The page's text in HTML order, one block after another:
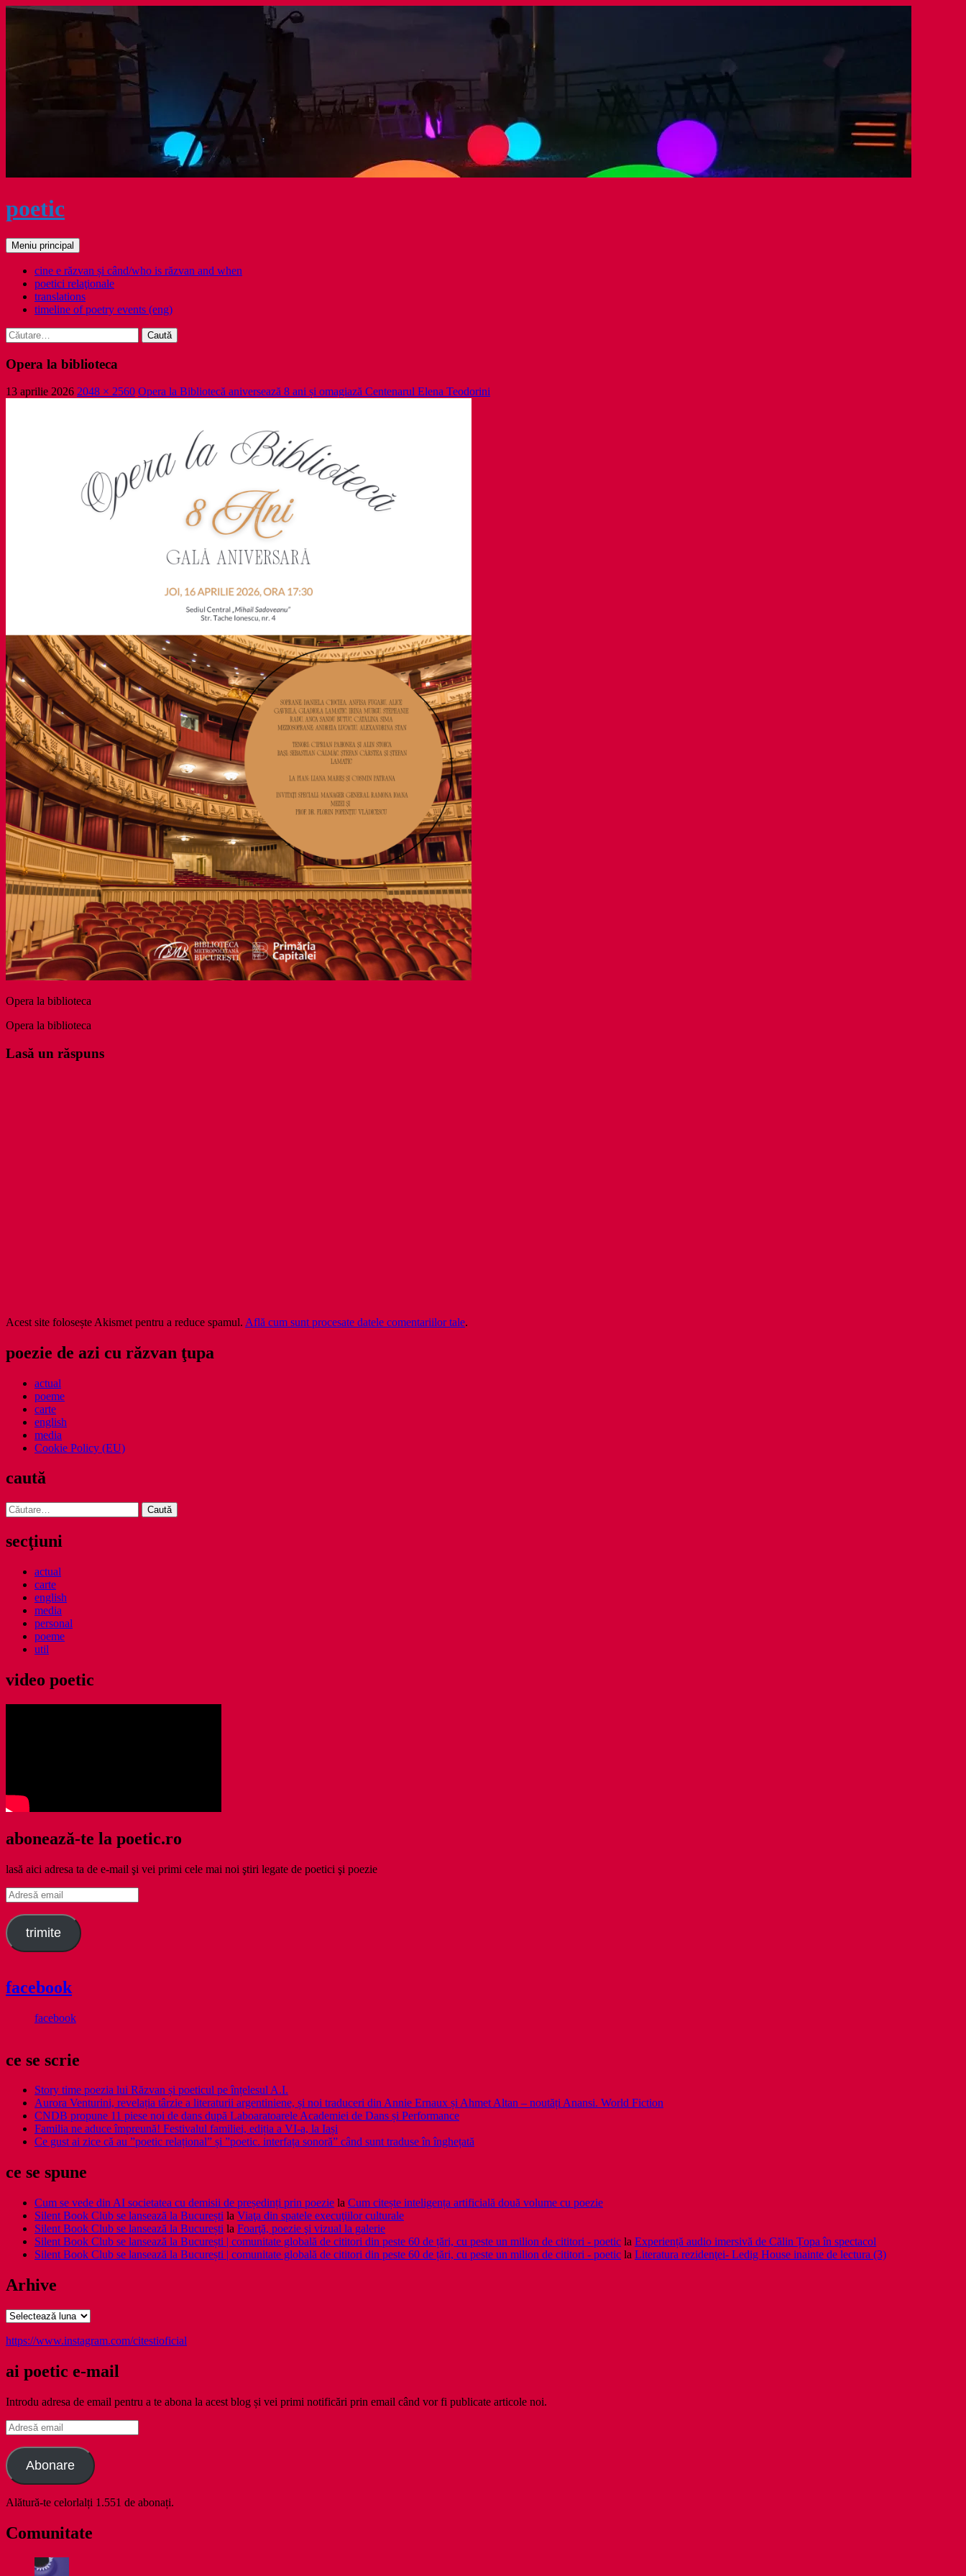
Sari
poetic
Caută
Meniu principal
cine e răzvan și când/who is răzvan and when
poetici relaţionale
translations
timeline of poetry events (eng)
Caută
după:
Opera la biblioteca
13 aprilie 2026 2048 × 2560 Opera la Bibliotecă aniversează 8 ani și omagiază Centenarul Elena Teodorini
Opera la biblioteca
Opera la biblioteca
Lasă un răspuns
Acest site folosește Akismet pentru a reduce spamul. Află cum sunt procesate datele comentariilor tale.
poezie de azi cu răzvan ţupa
actual
poeme
carte
english
media
Cookie Policy (EU)
caută
Caută
după:
secţiuni
actual
carte
english
media
personal
poeme
util
video poetic
abonează-te la poetic.ro
lasă aici adresa ta de e-mail şi vei primi cele mai noi ştiri legate de poetici şi poezie
Adresă
email
trimite
facebook
facebook
ce se scrie
Story time poezia lui Răzvan și poeticul pe înțelesul A.I.
Aurora Venturini, revelația târzie a literaturii argentiniene, și noi traduceri din Annie Ernaux și Ahmet Altan – noutăți Anansi. World Fiction
CNDB propune 11 piese noi de dans după Laboaratoarele Academiei de Dans și Performance
Familia ne aduce împreună! Festivalul familiei, ediția a VI-a, la Iași
Ce gust ai zice că au ”poetic relațional” și ”poetic. interfața sonoră” când sunt traduse în înghețată
ce se spune
Cum se vede din AI societatea cu demisii de președinți prin poezie la Cum citește inteligența artificială două volume cu poezie
Silent Book Club se lansează la București la Viaţa din spatele execuţiilor culturale
Silent Book Club se lansează la București la Foarţă, poezie şi vizual la galerie
Silent Book Club se lansează la București | comunitate globală de cititori din peste 60 de țări, cu peste un milion de cititori - poetic la Experiență audio imersivă de Călin Țopa în spectacol
Silent Book Club se lansează la București | comunitate globală de cititori din peste 60 de țări, cu peste un milion de cititori - poetic la Literatura rezidenţei- Ledig House inainte de lectura (3)
Arhive
Arhive
https://www.instagram.com/citestioficial
ai poetic e-mail
Introdu adresa de email pentru a te abona la acest blog și vei primi notificări prin email când vor fi publicate articole noi.
Adresă
email
Abonare
Alătură-te celorlalți 1.551 de abonați.
Comunitate